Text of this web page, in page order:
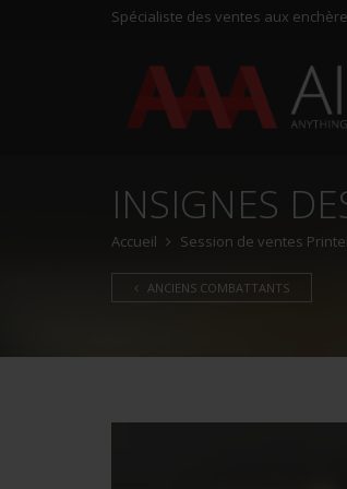
Spécialiste des ventes aux
INSIGNES
Accueil Session de ventes
ANCIENS COMBATTANTS